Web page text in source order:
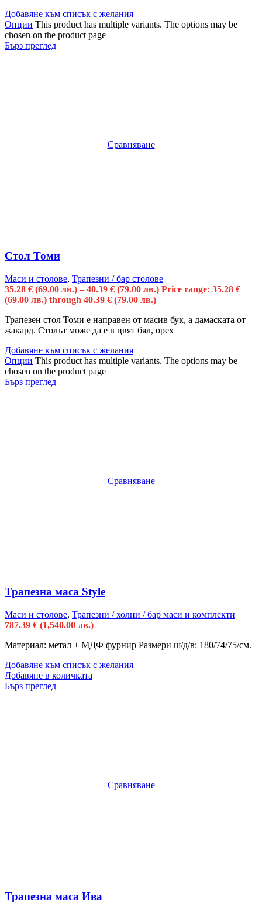
Добавяне към списък с желания
Опции This product has multiple variants. The options may be
chosen on the product page
Бърз преглед
Сравняване
Стол Томи
Маси и столове, Трапезни / бар столове
35.28 € (69.00 лв.) – 40.39 € (79.00 лв.) Price range: 35.28 €
(69.00 лв.) through 40.39 € (79.00 лв.)
Трапезен стол Томи е направен от масив бук, а дамаската от
жакард. Столът може да е в цвят бял, орех
Добавяне към списък с желания
Опции This product has multiple variants. The options may be
chosen on the product page
Бърз преглед
Сравняване
Трапезна маса Style
Маси и столове, Трапезни / холни / бар маси и комплекти
787.39 € (1,540.00 лв.)
Материал: метал + МДФ фурнир Размери ш/д/в: 180/74/75/см.
Добавяне към списък с желания
Добавяне в количката
Бърз преглед
Сравняване
Трапезна маса Ива